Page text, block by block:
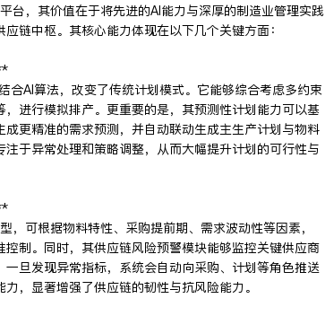
台，其价值在于将先进的AI能力与深厚的制造业管理实践
链中枢。其核心能力体现在以下几个关键方面：
合AI算法，改变了传统计划模式。它能够综合考虑多约束
进行模拟排产。更重要的是，其预测性计划能力可以基
更精准的需求预测，并自动联动生成主生产计划与物料
于异常处理和策略调整，从而大幅提升计划的可行性与
可根据物料特性、采购提前期、需求波动性等因素，
制。同时，其供应链风险预警模块能够监控关键供应商
旦发现异常指标，系统会自动向采购、计划等角色推送
，显著增强了供应链的韧性与抗风险能力。